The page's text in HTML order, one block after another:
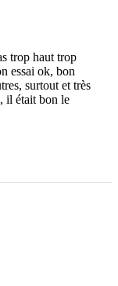
trop haut trop
essai ok, bon
surtout et très
il était bon le